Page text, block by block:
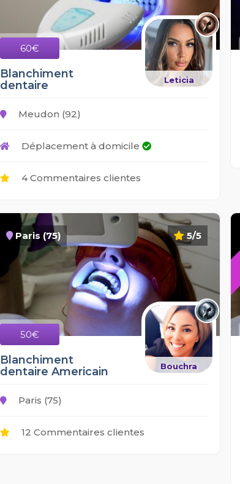
60€
Leticia
Blanchiment
dentaire
Meudon (92)
Déplacement à domicile
4 Commentaires clientes
5/5
Paris (75)
50€
Bouchra
Blanchiment
dentaire Americain
Paris (75)
12 Commentaires clientes